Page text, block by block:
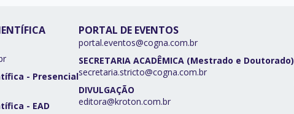
- Presencial
- EAD
PORTAL DE EVENTOS
portal.eventos@cogna.com.br
SECRETARIA ACADÊMICA (Mestrado e Doutorado)
secretaria.stricto@cogna.com.br
DIVULGAÇÃO
editora@kroton.com.br